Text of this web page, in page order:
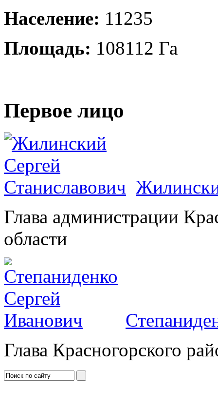
Население: 11235
Площадь: 108112 Га
Первое лицо
Глава администрации
области
Глава Красногорского